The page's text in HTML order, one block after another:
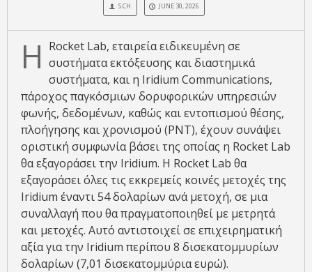
S.CH. JUNE 30, 2026
Η Rocket Lab, εταιρεία ειδικευμένη σε
συστήματα εκτόξευσης και διαστημικά
συστήματα, και η Iridium Communications,
πάροχος παγκόσμιων δορυφορικών υπηρεσιών
φωνής, δεδομένων, καθώς και εντοπισμού θέσης,
πλοήγησης και χρονισμού (PNT), έχουν συνάψει
οριστική συμφωνία βάσει της οποίας η Rocket Lab
θα εξαγοράσει την Iridium. Η Rocket Lab θα
εξαγοράσει όλες τις εκκρεμείς κοινές μετοχές της
Iridium έναντι 54 δολαρίων ανά μετοχή, σε μια
συναλλαγή που θα πραγματοποιηθεί με μετρητά
και μετοχές. Αυτό αντιστοιχεί σε επιχειρηματική
αξία για την Iridium περίπου 8 δισεκατομμυρίων
δολαρίων (7,01 δισεκατομμύρια ευρώ).